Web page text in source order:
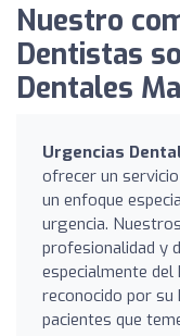
Nuestro
Dentistas
Dentales
Urgencias
ofrecer un
un enfoque
urgencia.
profesionalidad y
especialmente del
reconocido por su
pacientes que